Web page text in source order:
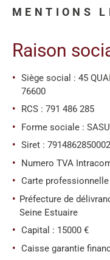
MENTIONS
Raison
Siège social : 45
76600
RCS : 791 486 285
Forme sociale : SASU
Siret :
Numero TVA
Carte professionnelle
Préfecture de
Seine Estuaire
Capital : 15000 €
Caisse garantie